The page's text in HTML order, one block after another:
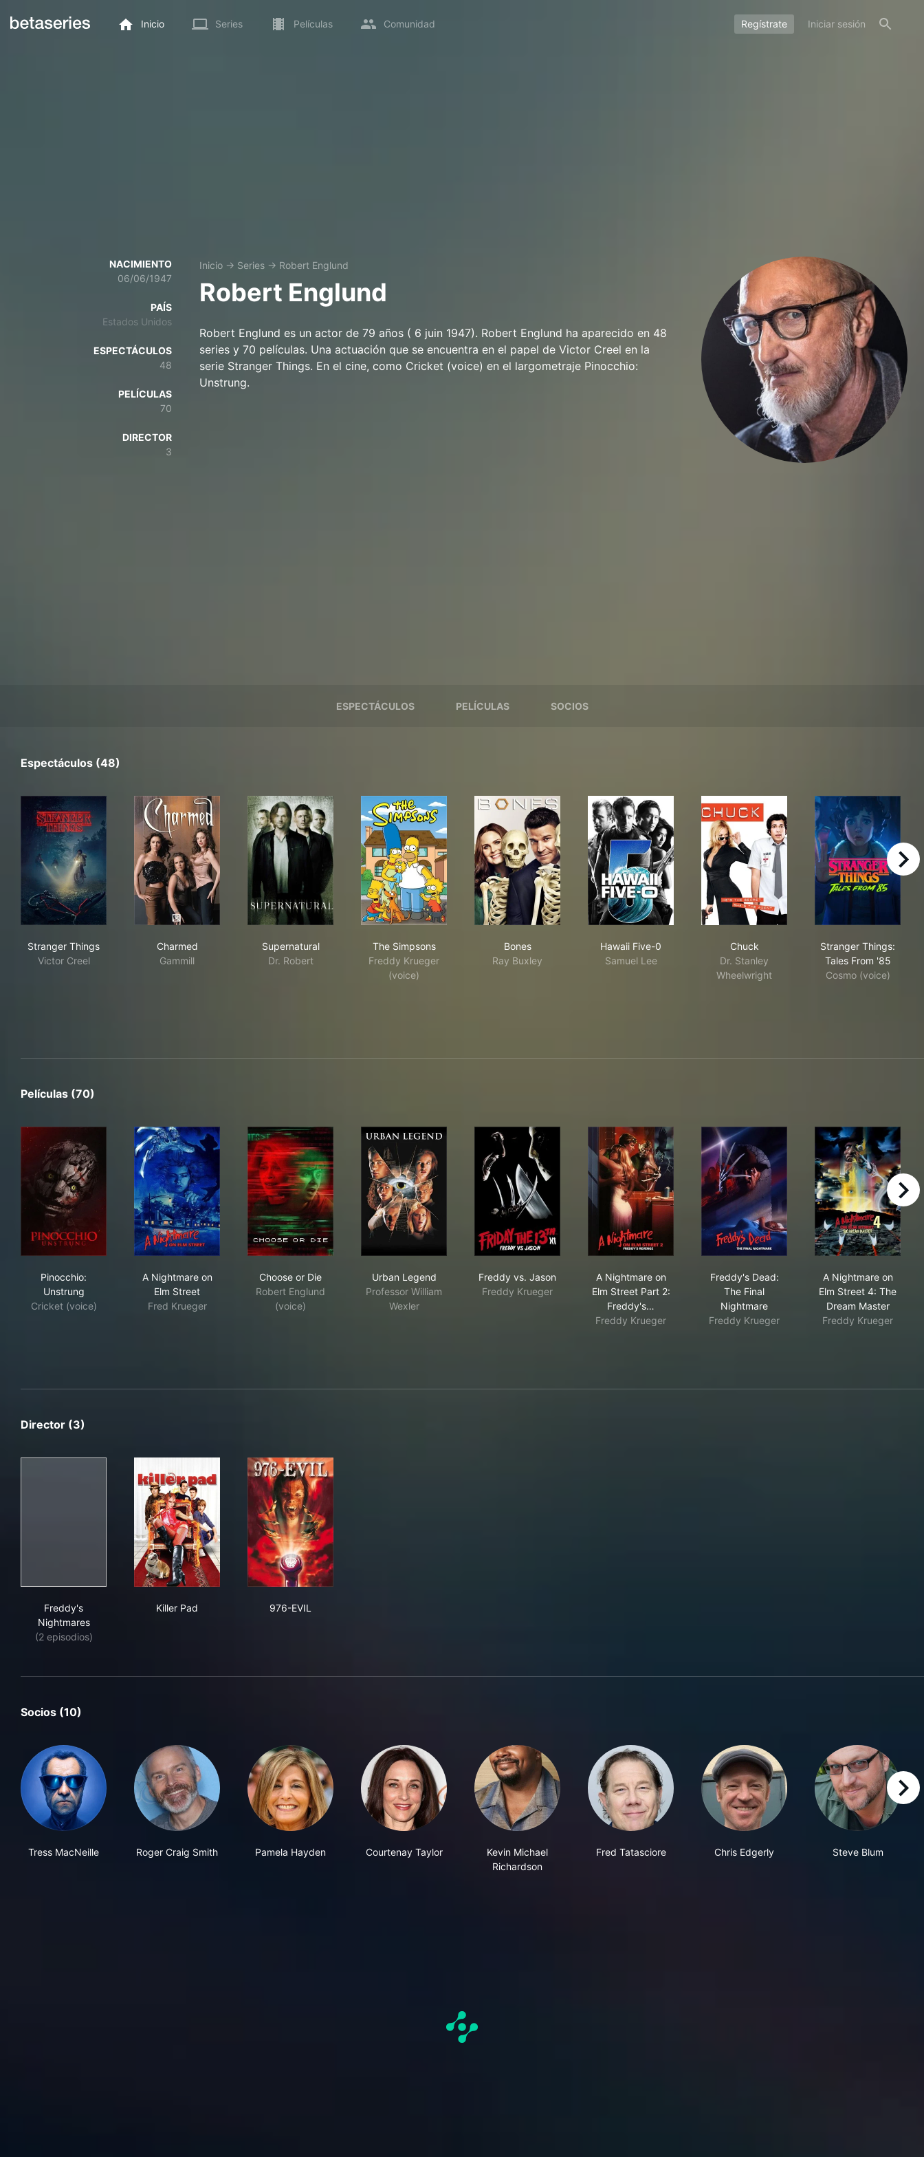
Inicio Series Películas Comunidad Regístrate Iniciar sesión
NACIMIENTO
06/06/1947
PAÍS
Estados Unidos
ESPECTÁCULOS
48
PELÍCULAS
70
DIRECTOR
3
Inicio → Series → Robert Englund
Robert Englund
Robert Englund es un actor de 79 años ( 6 juin 1947). Robert Englund ha aparecido en 48
series y 70 películas. Una actuación que se encuentra en el papel de Victor Creel en la
serie Stranger Things. En el cine, como Cricket (voice) en el largometraje Pinocchio:
Unstrung.
ESPECTÁCULOS PELÍCULAS SOCIOS
Espectáculos (48)
Stranger Things
Victor Creel
Charmed
Gammill
Supernatural
Dr. Robert
The Simpsons
Freddy Krueger
(voice)
Bones
Ray Buxley
Hawaii Five-0
Samuel Lee
Chuck
Dr. Stanley
Wheelwright
Stranger Things:
Tales From '85
Cosmo (voice)
right
Películas (70)
Pinocchio:
Unstrung
Cricket (voice)
A Nightmare on
Elm Street
Fred Krueger
Choose or Die
Robert Englund
(voice)
Urban Legend
Professor William
Wexler
Freddy vs. Jason
Freddy Krueger
A Nightmare on
Elm Street Part 2:
Freddy's…
Freddy Krueger
Freddy's Dead:
The Final
Nightmare
Freddy Krueger
A Nightmare on
Elm Street 4: The
Dream Master
Freddy Krueger
right
Director (3)
Freddy's
Nightmares
(2 episodios)
Killer Pad
976-EVIL
Socios (10)
Tress MacNeille Roger Craig Smith Pamela Hayden Courtenay Taylor
Kevin Michael
Richardson
Fred Tatasciore Chris Edgerly Steve Blum
right